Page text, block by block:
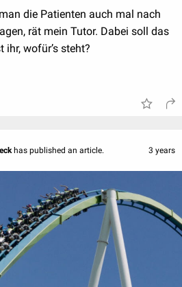
die Patienten auch mal nach
rät mein Tutor. Dabei soll das
ihr, wofür’s steht?
has published an article. 3 years